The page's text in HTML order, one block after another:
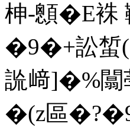
柛-顖�E袾
�9�+訟蜤
詤﨑]�%闒
�(z區�?�